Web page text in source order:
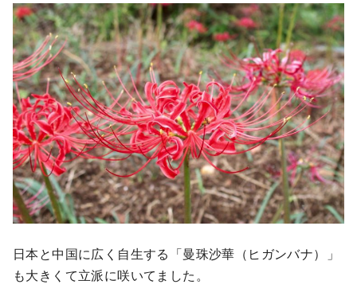
日本と中国に広く自生する「曼珠沙華（ヒガンバナ）」
も大きくて立派に咲いてました。